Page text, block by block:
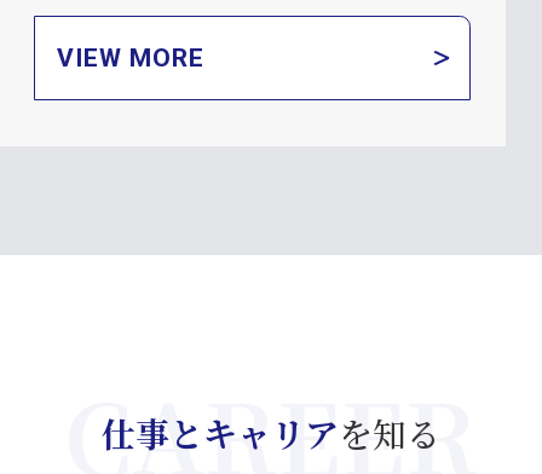
VIEW MORE
仕事とキャリアを知る